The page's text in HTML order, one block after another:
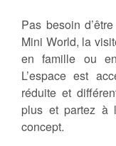
Pas besoin
Mini World, la
en famille ou
L’espace est
réduite et
plus et partez à
concept.